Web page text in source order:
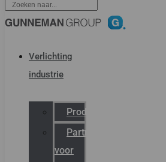
Verlichting
industrie
Productcatalogus
Partner
voor